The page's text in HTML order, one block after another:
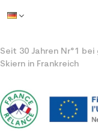
Seit 30 Jahren Nr°1
Skiern in Frankreich